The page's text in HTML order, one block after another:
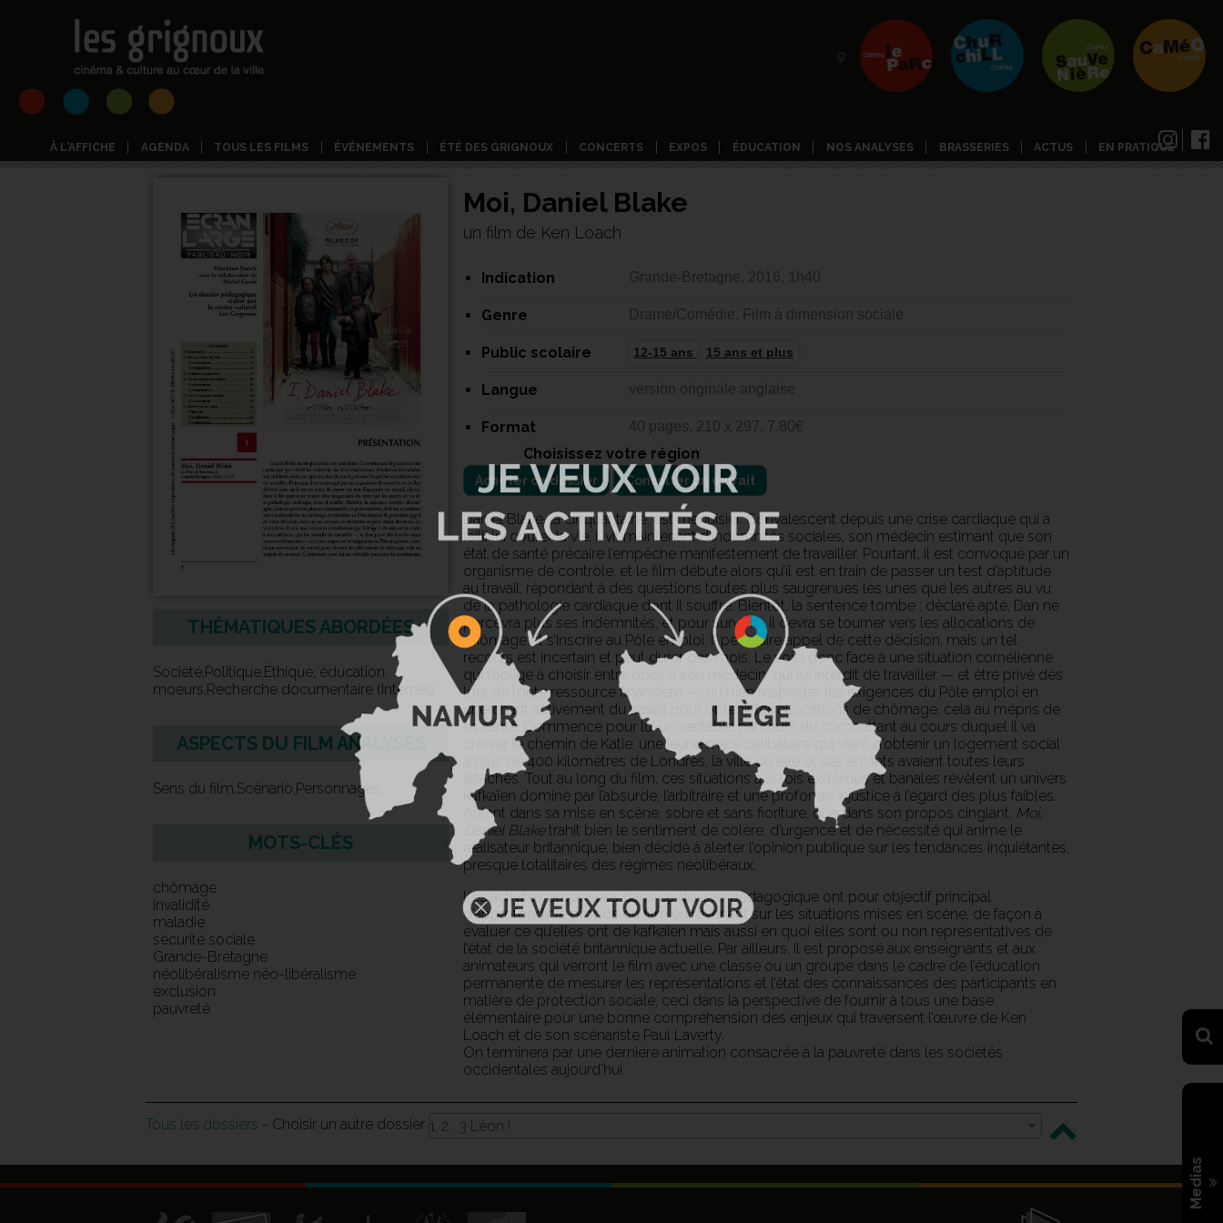
Medias
À L'AFFICHE AGENDA TOUS LES FILMS ÉVÉNEMENTS ÉTÉ DES GRIGNOUX CONCERTS EXPOS ÉDUCATION NOS ANALYSES BRASSERIES ACTUS EN PRATIQUE
THÉMATIQUES ABORDÉES
Société,Politique,Éthique, éducation,
moeurs,Recherche documentaire (Internet)
ASPECTS DU FILM ANALYSÉS
Sens du film,Scénario,Personnages
MOTS-CLÉS
chômage
invalidité
maladie
sécurité sociale
Grande-Bretagne
néolibéralisme néo-libéralisme
exclusion
pauvreté
Moi, Daniel Blake
un film de Ken Loach
Indication Grande-Bretagne, 2016, 1h40
Genre Drame/Comédie, Film à dimension sociale
Public scolaire 12-15 ans 15 ans et plus
Langue version originale anglaise
Format 40 pages, 210 x 297, 7.80€
Acheter ce dossier Consulter un extrait
Daniel Blake, la cinquantaine, est menuisier. Convalescent depuis une crise cardiaque qui a
failli lui coûter la vie, il vit maintenant d’indemnités sociales, son médecin estimant que son
état de santé précaire l’empêche manifestement de travailler. Pourtant, il est convoqué par un
organisme de contrôle, et le film débute alors qu’il est en train de passer un test d’aptitude
au travail, répondant à des questions toutes plus saugrenues les unes que les autres au vu
de la pathologie cardiaque dont il souffre. Bientôt, la sentence tombe : déclaré apte, Dan ne
percevra plus ses indemnités, et pour survivre, il devra se tourner vers les allocations de
chômage et s’inscrire au Pôle emploi. Il peut faire appel de cette décision, mais un tel
recours est incertain et peut durer des mois. Le voici donc face à une situation cornélienne
qui l’oblige à choisir entre obéir à son médecin, qui lui interdit de travailler — et être privé dès
lors de toute ressource financière —, ou bien respecter les exigences du Pôle emploi en
cherchant activement du travail pour obtenir les allocations de chômage, cela au mépris de
sa santé. Commence pour lui un véritable parcours du combattant au cours duquel il va
croiser le chemin de Katie, une jeune mère célibataire qui vient d’obtenir un logement social
à plus de 400 kilomètres de Londres, la ville où elle et ses enfants avaient toutes leurs
attaches. Tout au long du film, ces situations à la fois extrêmes et banales révèlent un univers
kafkaïen dominé par l’absurde, l’arbitraire et une profonde injustice à l’égard des plus faibles.
Autant dans sa mise en scène, sobre et sans fioriture, que dans son propos cinglant, Moi,
Daniel Blaketrahit bien le sentiment de colère, d’urgence et de nécessité qui anime le
réalisateur britannique, bien décidé à alerter l’opinion publique sur les tendances inquiétantes,
presque totalitaires des régimes néolibéraux.
Les activités proposées dans ce dossier pédagogique ont pour objectif principal
d’approfondir le propos du film en revenant sur les situations mises en scène, de façon à
évaluer ce qu’elles ont de kafkaïen mais aussi en quoi elles sont ou non représentatives de
l’état de la société britannique actuelle. Par ailleurs, il est proposé aux enseignants et aux
animateurs qui verront le film avec une classe ou un groupe dans le cadre de l’éducation
permanente de mesurer les représentations et l’état des connaissances des participants en
matière de protection sociale, ceci dans la perspective de fournir à tous une base
élémentaire pour une bonne compréhension des enjeux qui traversent l’œuvre de Ken
Loach et de son scénariste Paul Laverty.
On terminera par une dernière animation consacrée à la pauvreté dans les sociétés
occidentales aujourd’hui.
Tous les dossiers - Choisir un autre dossier 1, 2 , 3 Léon !
Choisissez votre région